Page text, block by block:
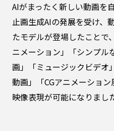
AIがまったく新しい動画を
止画生成AIの発展を受け、
たモデルが登場したことで
ニメーション」「シンプル
画」「ミュージックビデオ
動画」「CGアニメーショ
映像表現が可能になりまし